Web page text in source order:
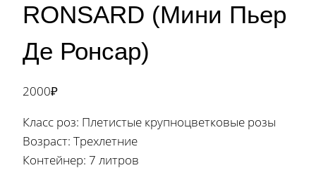
RONSARD (Мини Пьер
Де Ронсар)
2000₽
Класс роз: Плетистые крупноцветковые розы
Возраст: Трехлетние
Контейнер: 7 литров